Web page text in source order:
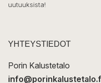
k
t
uutuuksista!
YHTEYSTIEDOT
Porin Kalustetalo